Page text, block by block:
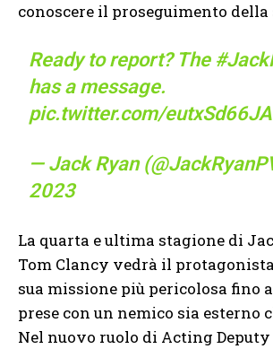
conoscere il proseguimento
Ready to report? The
has a message.
pic.twitter.com/eutxSd66JA
— Jack Ryan
2023
La quarta e ultima stagione di
Tom Clancy vedrà il
sua missione più pericolosa fino
prese con un nemico sia esterno
Nel nuovo ruolo di Acting